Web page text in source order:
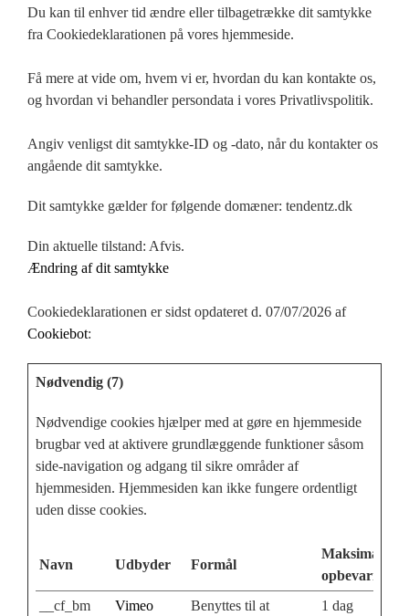
Du kan til enhver tid ændre eller tilbagetrække dit samtykke
fra Cookiedeklarationen på vores hjemmeside.
Få mere at vide om, hvem vi er, hvordan du kan kontakte os,
og hvordan vi behandler persondata i vores Privatlivspolitik.
Angiv venligst dit samtykke-ID og -dato, når du kontakter os
angående dit samtykke.
Dit samtykke gælder for følgende domæner: tendentz.dk
Din aktuelle tilstand: Afvis.
Ændring af dit samtykke
Cookiedeklarationen er sidst opdateret d. 07/07/2026 af
Cookiebot:
Nødvendig (7)
Nødvendige cookies hjælper med at gøre en hjemmeside
brugbar ved at aktivere grundlæggende funktioner såsom
side-navigation og adgang til sikre områder af
hjemmesiden. Hjemmesiden kan ikke fungere ordentligt
uden disse cookies.
Navn Udbyder Formål
Maksimal
__cf_bm
Vimeo
Benyttes til at
1 dag